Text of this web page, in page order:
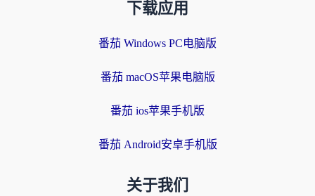
下载应用
番茄 Windows PC电脑版
番茄 macOS苹果电脑版
番茄 ios苹果手机版
番茄 Android安卓手机版
关于我们